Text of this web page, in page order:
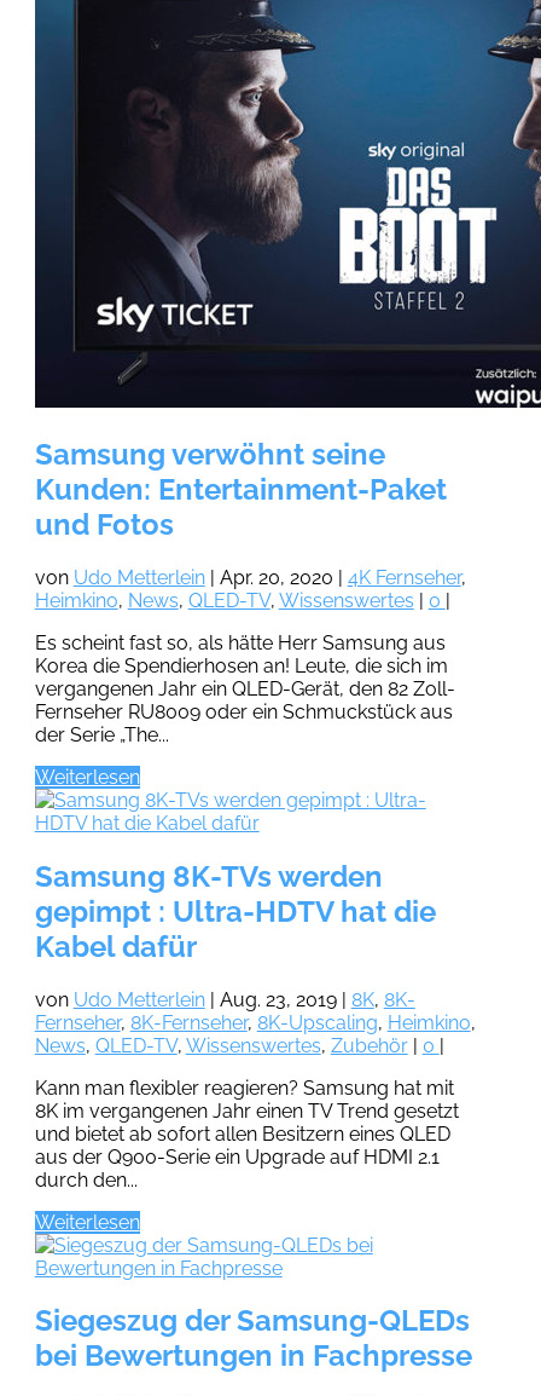
Samsung verwöhnt seine
Kunden: Entertainment-Paket
und Fotos
von Udo Metterlein| Apr. 20, 2020 | 4K Fernseher,
Heimkino, News, QLED-TV, Wissenswertes | 0 |
Es scheint fast so, als hätte Herr Samsung aus
Korea die Spendierhosen an! Leute, die sich im
vergangenen Jahr ein QLED-Gerät, den 82 Zoll-
Fernseher RU8009 oder ein Schmuckstück aus
der Serie „The...
Weiterlesen
Samsung 8K-TVs werden
gepimpt : Ultra-HDTV hat die
Kabel dafür
von Udo Metterlein| Aug. 23, 2019| 8K, 8K-
Fernseher, 8K-Fernseher, 8K-Upscaling, Heimkino,
News, QLED-TV, Wissenswertes, Zubehör| 0 |
Kann man flexibler reagieren? Samsung hat mit
8K im vergangenen Jahr einen TV Trend gesetzt
und bietet ab sofort allen Besitzern eines QLED
aus der Q900-Serie ein Upgrade auf HDMI 2.1
durch den...
Weiterlesen
Siegeszug der Samsung-QLEDs
bei Bewertungen in Fachpresse